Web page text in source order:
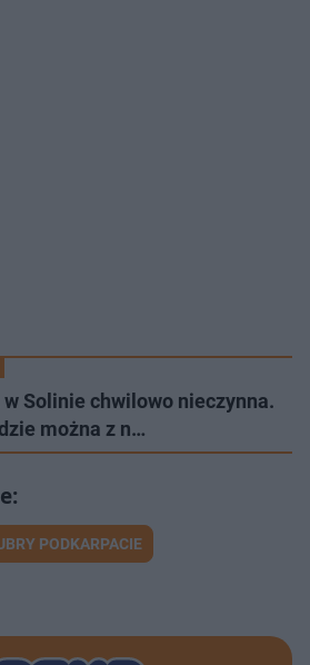
Solinie chwilowo nieczynna.
można z n…
PODKARPACIE